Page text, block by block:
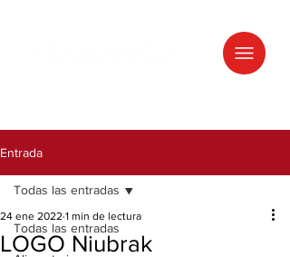
Entrada
Todas las entradas
Todas las entradas
LOGO Niubrak
24 ene 2022 1 min de lectura